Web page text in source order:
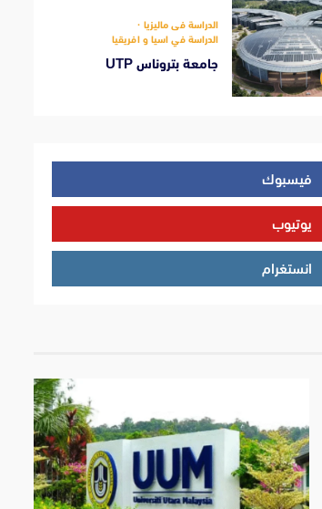
الدراسة فى ماليزيا
الدراسة في اسيا و افريقيا
جامعة بتروناس UTP
فيسبوك
يوتيوب
انستغرام